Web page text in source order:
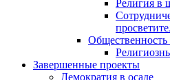
Религия в
Завершенные проекты
Демократия в осаде